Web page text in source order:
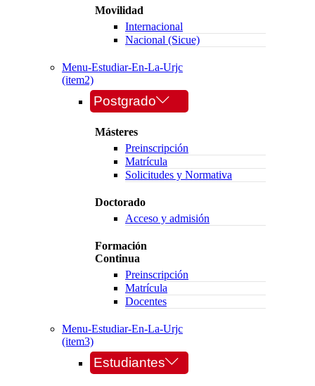
Movilidad
Internacional
Nacional (Sicue)
Menu-Estudiar-En-La-Urjc
(item2)
Postgrado
Másteres
Preinscripción
Matrícula
Solicitudes y Normativa
Doctorado
Acceso y admisión
Formación
Continua
Preinscripción
Matrícula
Docentes
Menu-Estudiar-En-La-Urjc
(item3)
Estudiantes